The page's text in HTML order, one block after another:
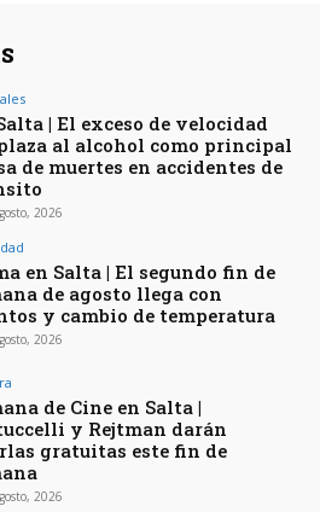
| El exceso de velocidad
al alcohol como principal
de muertes en accidentes de
2026
en Salta | El segundo fin de
de agosto llega con
y cambio de temperatura
2026
de Cine en Salta |
y Rejtman darán
gratuitas este fin de
2026